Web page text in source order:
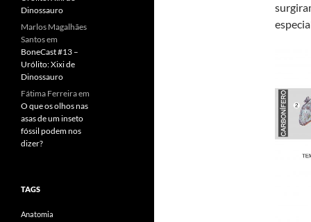
Dinossauro
Marlos Magalhães
Santosem
BoneCast #13 –
Urólito: Xixi de
Dinossauro
Fátima Ferreiraem
O que os olhos nas
asas de um inseto
fóssil podem nos
dizer?
TAGS
Anatomia